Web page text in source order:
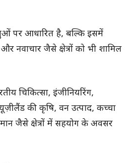
पर आधारित है, बल्कि इसमें
नवाचार जैसे क्षेत्रों को भी शामिल
चिकित्सा, इंजीनियरिंग,
की कृषि, वन उत्पाद, कच्चा
जैसे क्षेत्रों में सहयोग के अवसर